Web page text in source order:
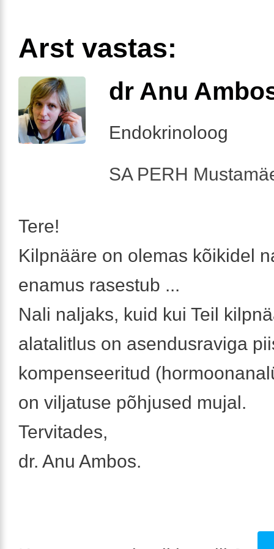
Arst vastas:
dr Anu
Endokrinoloog
SA PERH
Tere!
Kilpnääre on olemas kõikidel
enamus rasestub ...
Nali naljaks, kuid kui Teil
alatalitlus on asendusraviga
kompenseeritud
on viljatuse põhjused mujal.
Tervitades,
dr. Anu Ambos.